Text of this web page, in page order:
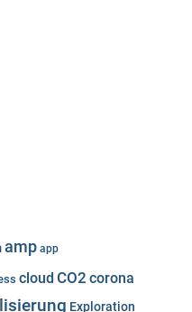
amp app
cloud CO2 corona
Exploration